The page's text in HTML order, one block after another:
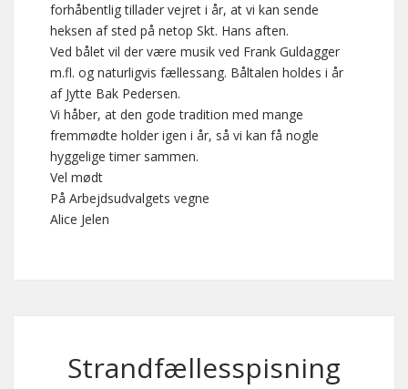
forhåbentlig tillader vejret i år, at vi kan sende
heksen af sted på netop Skt. Hans aften.
Ved bålet vil der være musik ved Frank Guldagger
m.fl. og naturligvis fællessang. Båltalen holdes i år
af Jytte Bak Pedersen.
Vi håber, at den gode tradition med mange
fremmødte holder igen i år, så vi kan få nogle
hyggelige timer sammen.
Vel mødt
På Arbejdsudvalgets vegne
Alice Jelen
Strandfællesspisning